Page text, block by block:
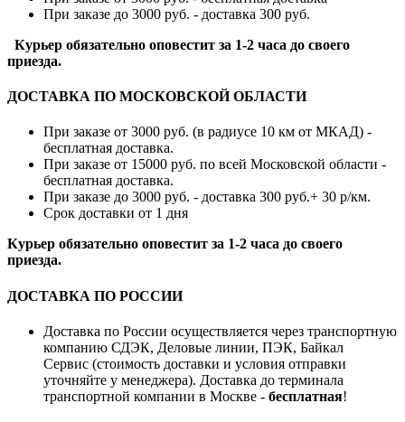
При заказе до 3000 руб. - доставка 300 руб.
Курьер обязательно оповестит за 1-2 часа до своего
приезда.
ДОСТАВКА ПО МОСКОВСКОЙ ОБЛАСТИ
При заказе от 3000 руб. (в радиусе 10 км от МКАД) -
бесплатная доставка.
При заказе от 15000 руб. по всей Московской области -
бесплатная доставка.
При заказе до 3000 руб. - доставка 300 руб.+ 30 р/км.
Срок доставки от 1 дня
Курьер обязательно оповестит за 1-2 часа до своего
приезда.
ДОСТАВКА ПО РОССИИ
Доставка по России осуществляется через транспортную
компанию СДЭК, Деловые линии, ПЭК, Байкал
Сервис (стоимость доставки и условия отправки
уточняйте у менеджера). Доставка до терминала
транспортной компании в Москве - бесплатная!